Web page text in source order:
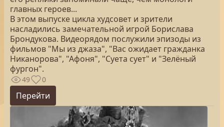
главных героев...
В этом выпуске цикла худсовет и зрители
насладились замечательной игрой Борислава
Брондукова. Видеорядом послужили эпизоды из
фильмов "Мы из джаза", "Вас ожидает гражданка
Никанорова", "Афоня", "Суета сует" и "Зелёный
фургон".
49 0
Перейти